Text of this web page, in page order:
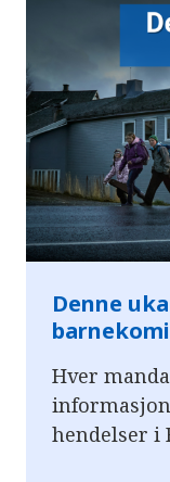
Denne
Hver
hendelser i